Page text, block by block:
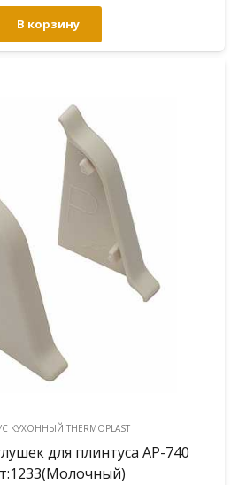
В корзину
КУХОННЫЙ THERMOPLAST
для плинтуса АР-740